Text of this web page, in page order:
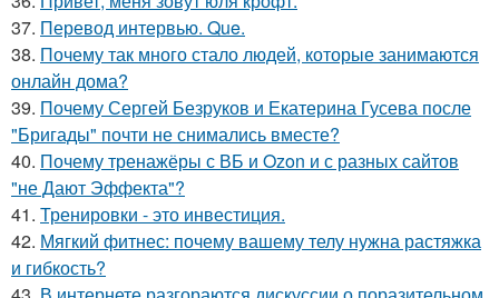
37. Перевод интервью. Que.
38. Почему так много стало людей, которые занимаются
онлайн дома?
39. Почему Сергей Безруков и Екатерина Гусева после
"Бригады" почти не снимались вместе?
40. Почему тренажёры с ВБ и Ozon и с разных сайтов
"не Дают Эффекта"?
41. Тренировки - это инвестиция.
42. Мягкий фитнес: почему вашему телу нужна растяжка
и гибкость?